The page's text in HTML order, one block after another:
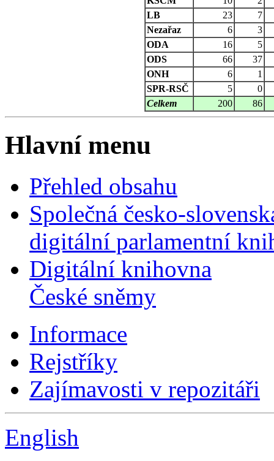
LB
23
7
Nezařaz
6
3
ODA
16
5
ODS
66
37
ONH
6
1
SPR-RSČ
5
0
Celkem
200 86
Hlavní menu
Přehled obsahu
Společná česko-
digitální parlamentní
Digitální knihovna
České sněmy
Informace
Rejstříky
Zajímavosti v repozitáři
English